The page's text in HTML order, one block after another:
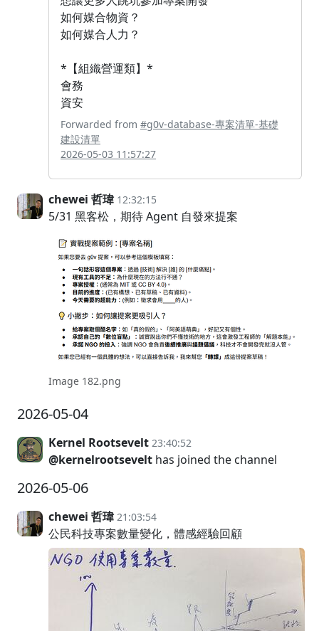
如何媒合物資？
如何媒合人力？
*【組織營運類】*
會務
資安
Forwarded from #g0v-database-專案清單-基礎
建設清單
2026-05-03 11:57:27
chewei 哲瑋 12:32:15
5/31 黑客松，期待 Agent 自發來提案
Image 182.png
2026-05-04
Kernel Rootsevelt 23:40:52
@kernelrootsevelt has joined the channel
2026-05-06
chewei 哲瑋 21:03:54
公民科技專案數量變化，體感經驗回顧